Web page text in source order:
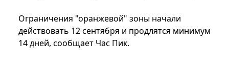
Ограничения "оранжевой" зоны начали
действовать 12 сентября и продлятся минимум
14 дней, сообщает Час Пик.